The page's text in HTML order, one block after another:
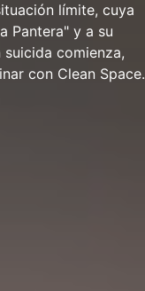
límite, cuya
Pantera" y a su
comienza,
con Clean Space.